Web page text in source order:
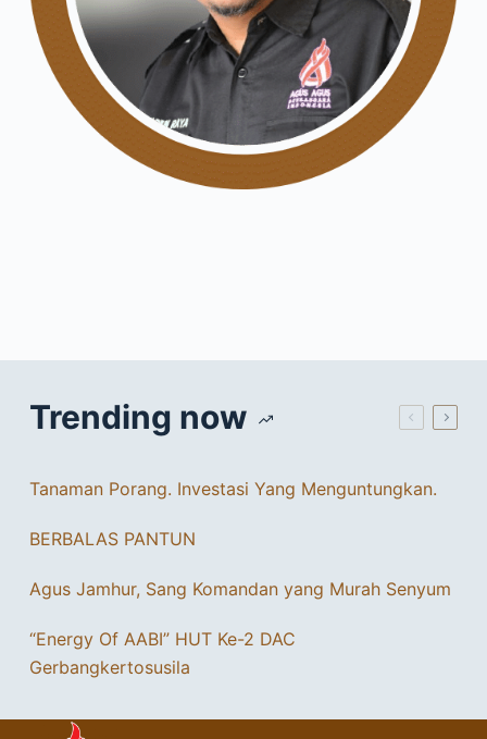
Trending now
Tanaman Porang. Investasi Yang Menguntungkan.
BERBALAS PANTUN
Agus Jamhur, Sang Komandan yang Murah Senyum
“Energy Of AABI” HUT Ke-2 DAC
Gerbangkertosusila